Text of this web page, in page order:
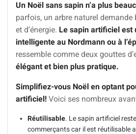
Un Noël sans sapin n’a plus
parfois, un arbre naturel demande
et d’énergie. Le sapin artificiel est
intelligente au Nordmann ou à
ressemble comme deux gouttes
élégant et bien plus pratique.
Simplifiez-vous Noël en optant
artificiel! Voici ses nombreux
Réutilisable. Le sapin artificiel
commerçants car il est réutilisable